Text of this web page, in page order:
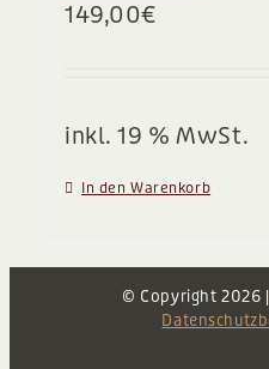
149,00€
inkl. 19 % MwSt.
In den Warenkorb
© Copyright2026 |